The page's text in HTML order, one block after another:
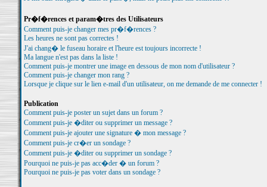
Pr�f�rences et param�tres des Utilisateurs
Comment puis-je changer mes pr�f�rences ?
Les heures ne sont pas correctes !
J'ai chang� le fuseau horaire et l'heure est toujours incorrecte !
Ma langue n'est pas dans la liste !
Comment puis-je montrer une image en dessous de mon nom d'utilisateur ?
Comment puis-je changer mon rang ?
Lorsque je clique sur le lien e-mail d'un utilisateur, on me demande de me connecter !
Publication
Comment puis-je poster un sujet dans un forum ?
Comment puis-je �diter ou supprimer un message ?
Comment puis-je ajouter une signature � mon message ?
Comment puis-je cr�er un sondage ?
Comment puis-je �diter ou supprimer un sondage ?
Pourquoi ne puis-je pas acc�der � un forum ?
Pourquoi ne puis-je pas voter dans un sondage ?